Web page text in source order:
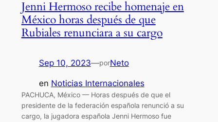
Jenni Hermoso recibe homenaje en
México horas después de que
Rubiales renunciara a su cargo
Sep 10, 2023—porNeto
en Noticias Internacionales
PACHUCA, México — Horas después de que el
presidente de la federación española renunció a su
cargo, la jugadora española Jenni Hermoso fue